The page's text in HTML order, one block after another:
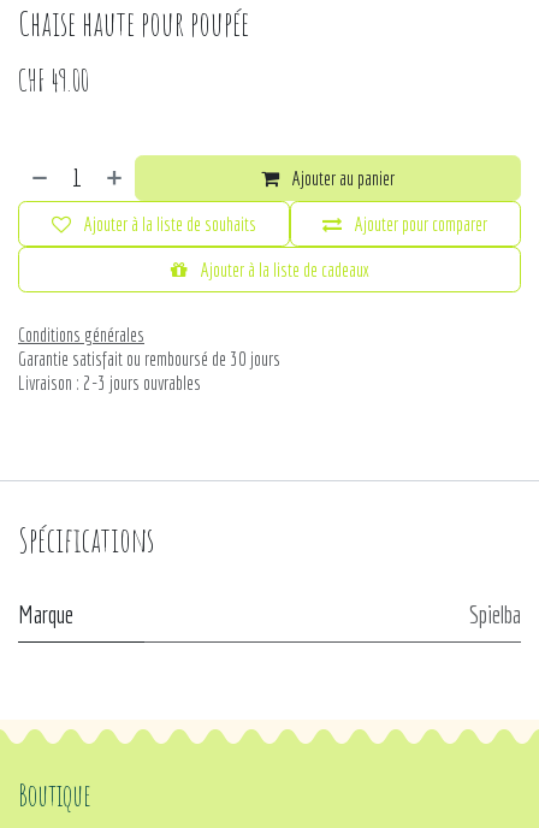
Chaise haute pour poupée
CHF 49.00
Ajouter au panier
Ajouter pour comparer
Ajouter à la liste de cadeaux
Ajouter à la liste de souhaits
Conditions générales
Garantie satisfait ou remboursé de 30 jours
Livraison : 2-3 jours ouvrables
Spécifications
Marque Spielba
Boutique